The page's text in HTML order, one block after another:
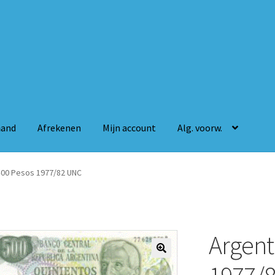
Afrekenen Mijn account Alg. voorw.
Mijn accountAlg. voorw.
Pesos 1977/82 UNC